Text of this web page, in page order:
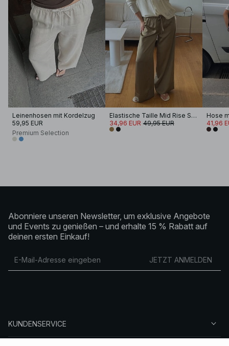
Leinenhosen mit Kordelzug
59,95 EUR
Premium Selection
Elastische Taille Mid Rise Satin-Hosen
34,96 EUR 49,95 EUR 41,96
Abonniere unseren Newsletter, um exklusive Angebote
und Events zu genießen – und erhalte 15 % Rabatt auf
deinen ersten Einkauf!
JETZT ANMELDEN
KUNDENSERVICE